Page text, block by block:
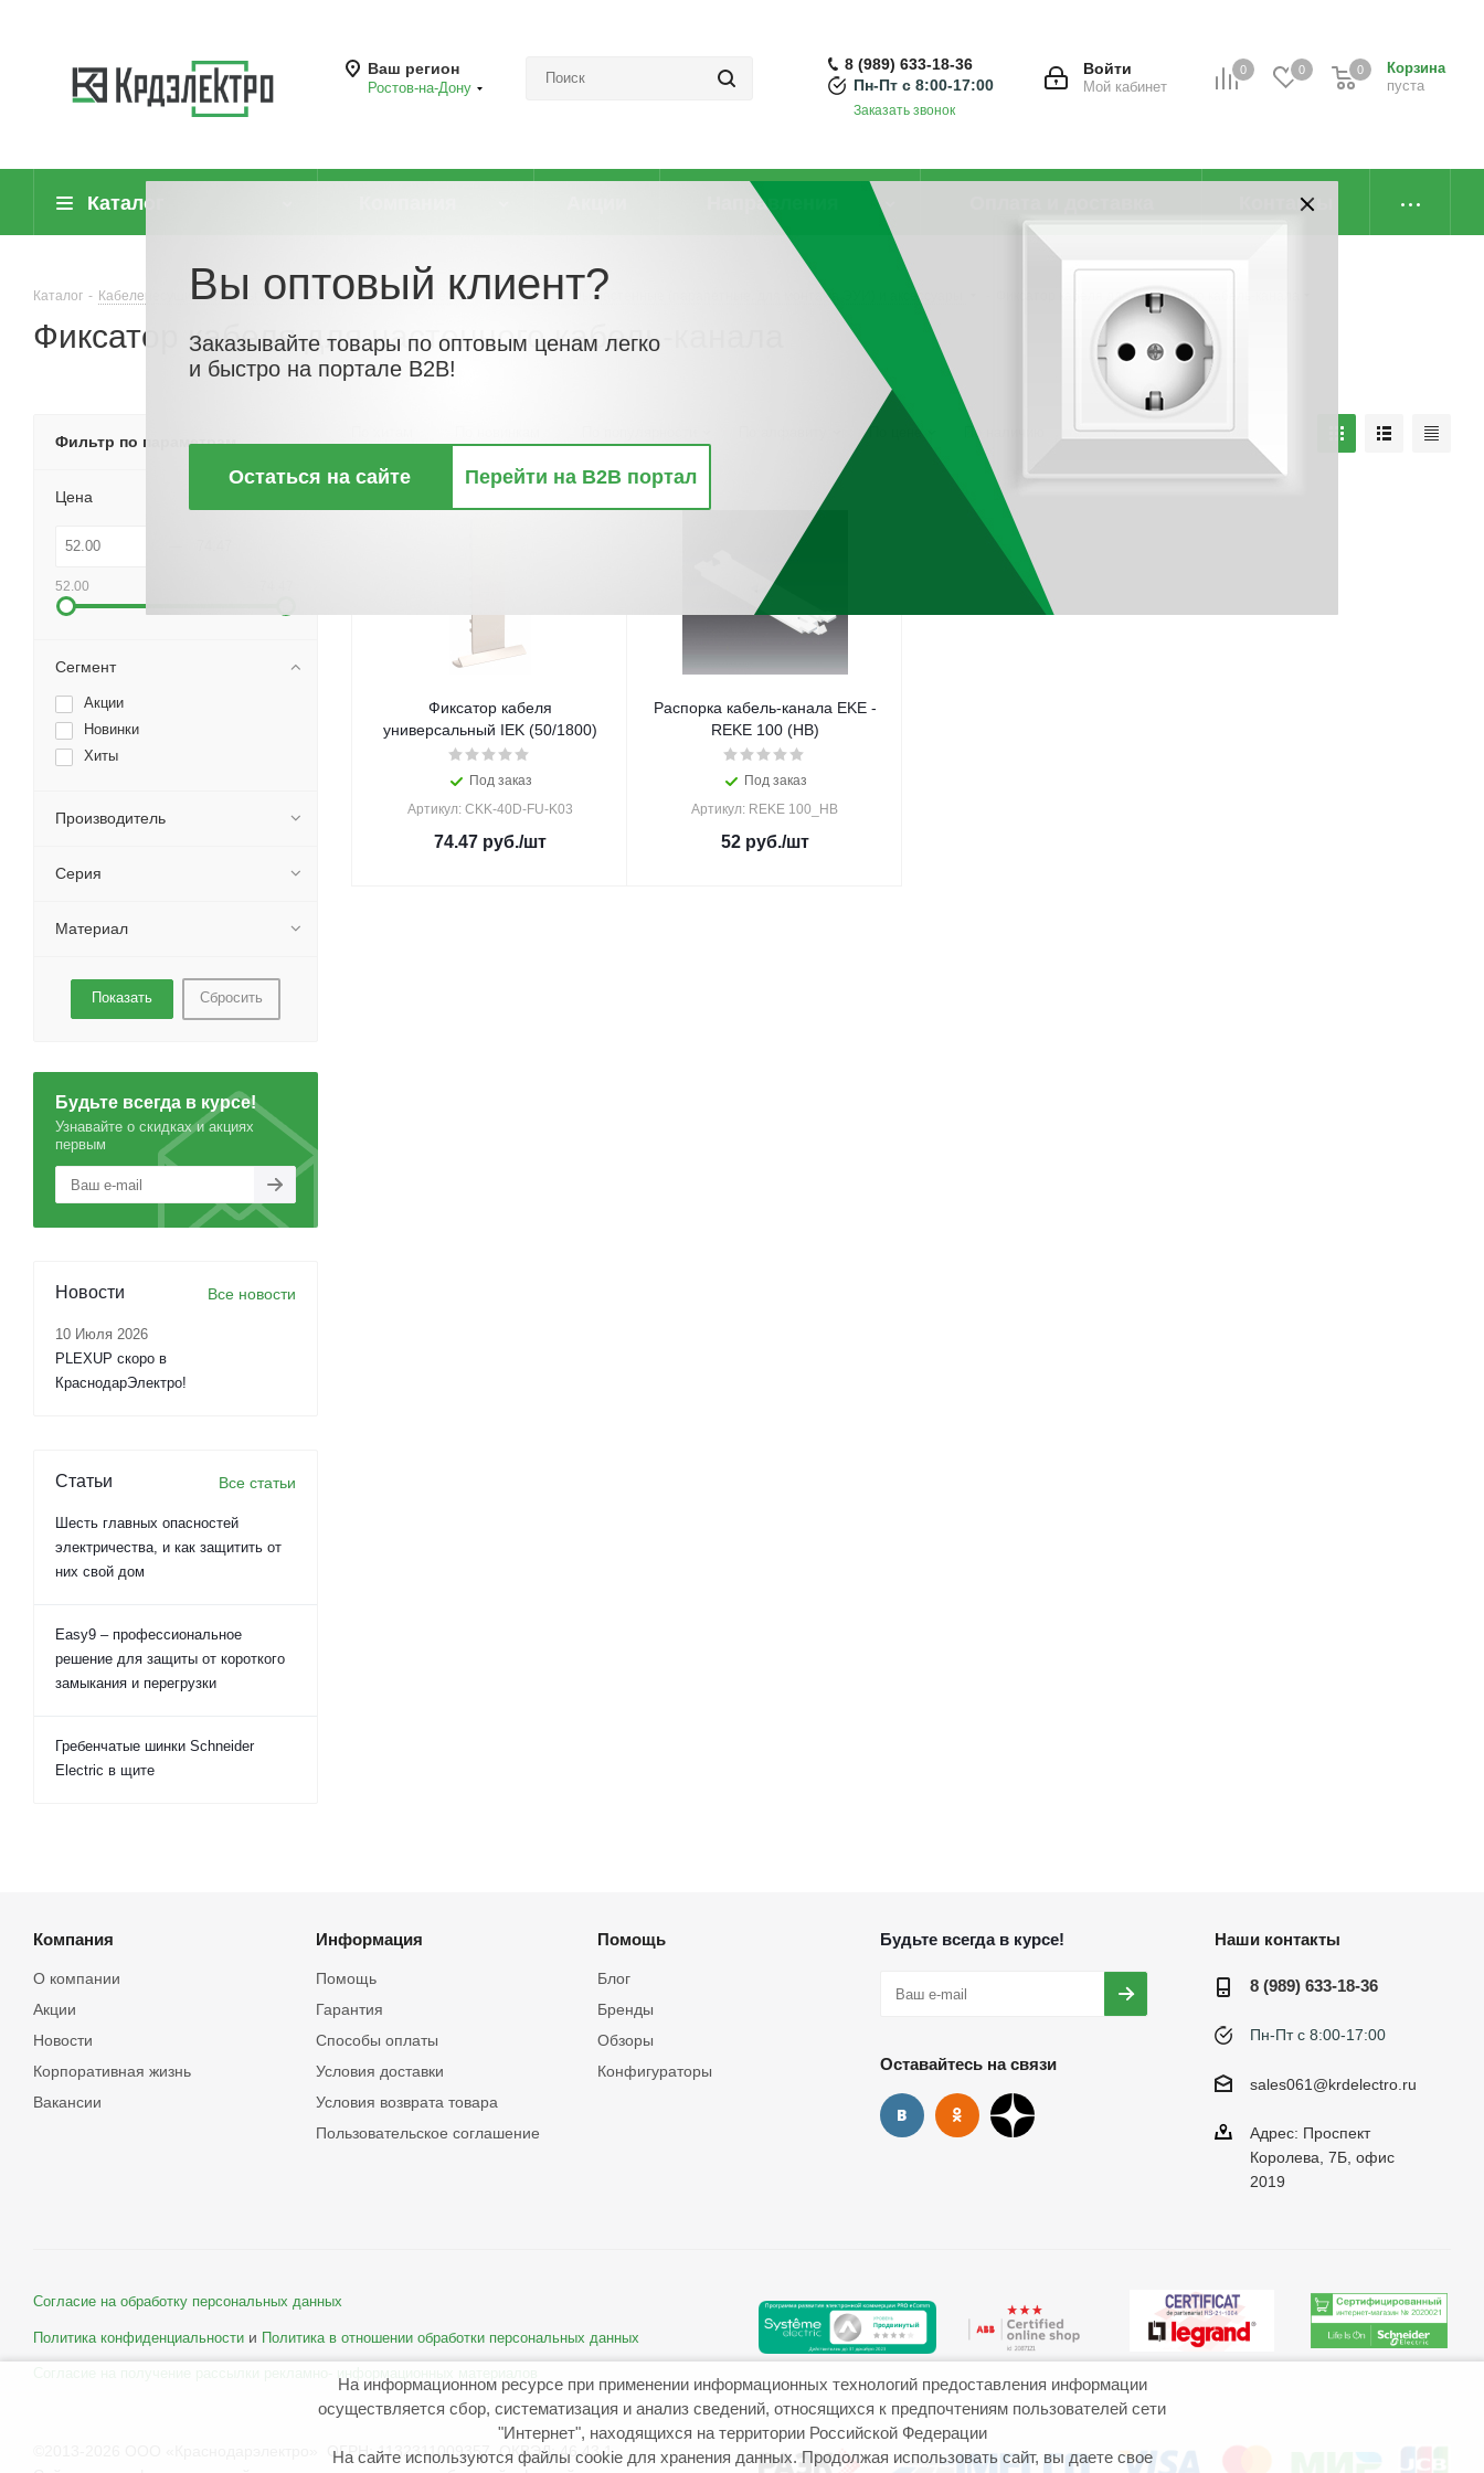
Ваш регион
Ростов-на-Дону
0 0
Корзина
пуста
0
Войти
Мой кабинет
8 (989) 633-18-36
Пн-Пт с 8:00-17:00
Заказать звонок
Каталог Направления Контакты
Каталог - Кабеленесущие системы (системы для прокладки кабеля) - Кабель-каналы настенные (парапетные, для монтажа ЭУИ) и аксессуары Фиксатор кабеля для настенного кабель-канала
Фиксатор кабеля для настенного кабель-канала
По цене По наличию
Фиксатор кабеля
универсальный IEK (50/1800)
Под заказ
Артикул: CKK-40D-FU-K03
74.47руб./шт
Распорка кабель-канала EKE -
REKE 100 (HB)
Под заказ
Артикул: REKE 100_HB
52руб./шт
Фильтр по параметрам
Цена
52.00
Сегмент
Акции
Новинки
Хиты
Производитель
Серия
Материал
Сбросить
Будьте всегда в курсе!
Узнавайте о скидках и акциях
первым
Новости Все новости
10 Июля 2026
PLEXUP скоро в
КраснодарЭлектро!
Статьи Все статьи
Шесть главных опасностей
электричества, и как защитить от
них свой дом
Easy9 – профессиональное
решение для защиты от короткого
замыкания и перегрузки
Гребенчатые шинки Schneider
Electric в щите
Компания
О компании
Акции
Новости
Корпоративная жизнь
Вакансии
Информация
Помощь
Гарантия
Способы оплаты
Условия доставки
Условия возврата товара
Пользовательское соглашение
Помощь
Блог
Бренды
Обзоры
Конфигураторы
Будьте всегда в курсе!
Оставайтесь на связи
Наши контакты
8 (989) 633-18-36
Пн-Пт с 8:00-17:00
sales061@krdelectro.ru
Адрес: Проспект
Королева, 7Б, офис
2019
Согласие на обработку персональных данных
Политика конфиденциальности и Политика в отношении обработки персональных данных
©2013-2026 ООО «Краснодарэлектро» ОГРН: 1132311009357 ОКВЭД: 46.43.1
На информационном ресурсе при применении информационных технологий предоставления информации
осуществляется сбор, систематизация и анализ сведений, относящихся к предпочтениям пользователей сети
"Интернет", находящихся на территории Российской Федерации
На сайте используются файлы cookie для хранения данных. Продолжая использовать сайт, вы даете свое
Вы оптовый клиент?
Заказывайте товары по оптовым ценам легко
и быстро на портале B2B!
Остаться на сайте Перейти на B2B портал